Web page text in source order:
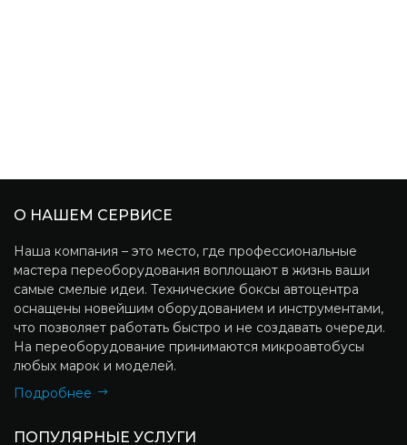
О НАШЕМ СЕРВИСЕ
Наша компания – это место, где профессиональные
мастера переоборудования воплощают в жизнь ваши
самые смелые идеи. Технические боксы автоцентра
оснащены новейшим оборудованием и инструментами,
что позволяет работать быстро и не создавать очереди.
На переоборудование принимаются микроавтобусы
любых марок и моделей.
Подробнее
ПОПУЛЯРНЫЕ УСЛУГИ